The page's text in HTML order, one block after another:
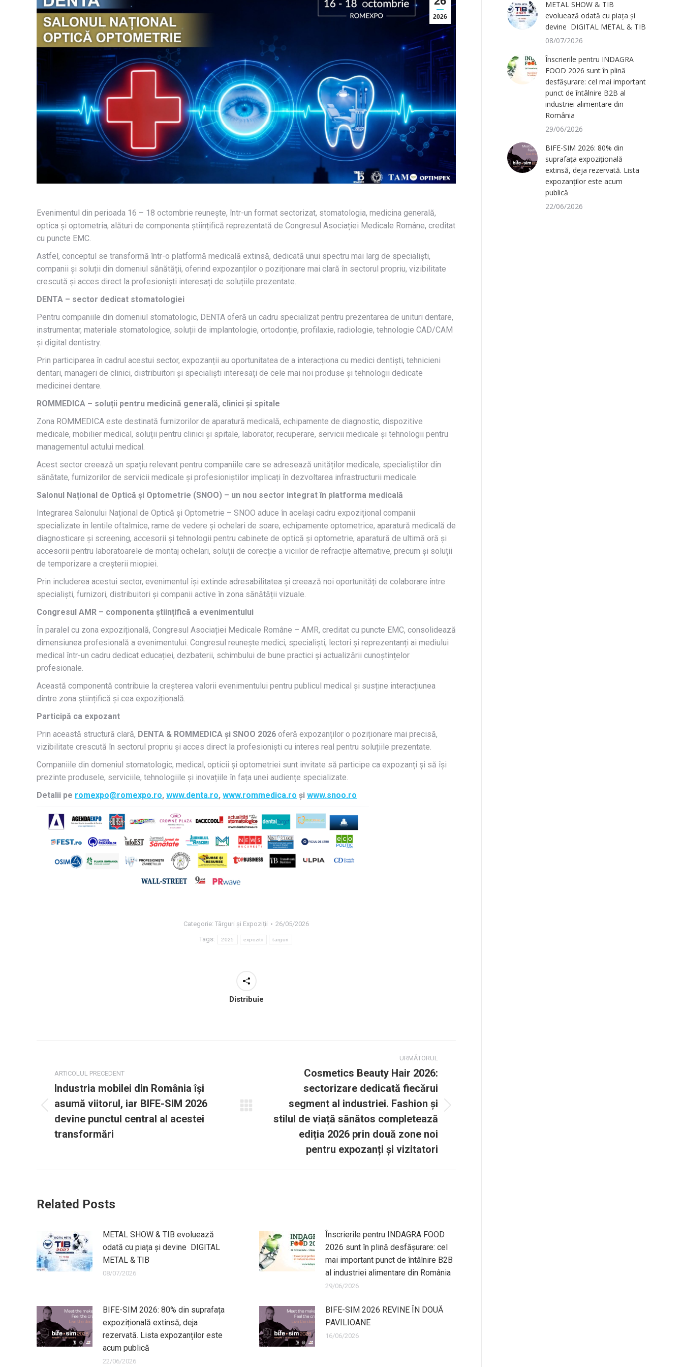
2026
Evenimentul din perioada 16 – 18 octombrie reunește, într-un format sectorizat, stomatologia, medicina generală,
optica și optometria, alături de componenta științifică reprezentată de Congresul Asociației Medicale Române, creditat
cu puncte EMC.
Astfel, conceptul se transformă într-o platformă medicală extinsă, dedicată unui spectru mai larg de specialiști,
companii și soluții din domeniul sănătății, oferind expozanților o poziționare mai clară în sectorul propriu, vizibilitate
crescută și acces direct la profesioniști interesați de soluțiile prezentate.
DENTA – sector dedicat stomatologiei
Pentru companiile din domeniul stomatologic, DENTA oferă un cadru specializat pentru prezentarea de unituri dentare,
instrumentar, materiale stomatologice, soluții de implantologie, ortodonție, profilaxie, radiologie, tehnologie CAD/CAM
și digital dentistry.
Prin participarea în cadrul acestui sector, expozanții au oportunitatea de a interacționa cu medici dentiști, tehnicieni
dentari, manageri de clinici, distribuitori și specialiști interesați de cele mai noi produse și tehnologii dedicate
medicinei dentare.
ROMMEDICA – soluții pentru medicină generală, clinici și spitale
Zona ROMMEDICA este destinată furnizorilor de aparatură medicală, echipamente de diagnostic, dispozitive
medicale, mobilier medical, soluții pentru clinici și spitale, laborator, recuperare, servicii medicale și tehnologii pentru
managementul actului medical.
Acest sector creează un spațiu relevant pentru companiile care se adresează unităților medicale, specialiștilor din
sănătate, furnizorilor de servicii medicale și profesioniștilor implicați în dezvoltarea infrastructurii medicale.
Salonul Național de Optică și Optometrie (SNOO) – un nou sector integrat în platforma medicală
Integrarea Salonului Național de Optică și Optometrie – SNOO aduce în același cadru expozițional companii
specializate în lentile oftalmice, rame de vedere și ochelari de soare, echipamente optometrice, aparatură medicală de
diagnosticare și screening, accesorii și tehnologii pentru cabinete de optică și optometrie, aparatură de ultimă oră și
accesorii pentru laboratoarele de montaj ochelari, soluții de corecție a viciilor de refracție alternative, precum și soluții
de temporizare a creșterii miopiei.
Prin includerea acestui sector, evenimentul își extinde adresabilitatea și creează noi oportunități de colaborare între
specialiști, furnizori, distribuitori și companii active în zona sănătății vizuale.
Congresul AMR – componenta științifică a evenimentului
În paralel cu zona expozițională, Congresul Asociației Medicale Române – AMR, creditat cu puncte EMC, consolidează
dimensiunea profesională a evenimentului. Congresul reunește medici, specialiști, lectori și reprezentanți ai mediului
medical într-un cadru dedicat educației, dezbaterii, schimbului de bune practici și actualizării cunoștințelor
profesionale.
Această componentă contribuie la creșterea valorii evenimentului pentru publicul medical și susține interacțiunea
dintre zona științifică și cea expozițională.
Participă ca expozant
Prin această structură clară, DENTA & ROMMEDICA și SNOO 2026 oferă expozanților o poziționare mai precisă,
vizibilitate crescută în sectorul propriu și acces direct la profesioniști cu interes real pentru soluțiile prezentate.
Companiile din domeniul stomatologic, medical, opticii și optometriei sunt invitate să participe ca expozanți și să își
prezinte produsele, serviciile, tehnologiile și inovațiile în fața unei audiențe specializate.
Detalii pe romexpo@romexpo.ro, www.denta.ro, www.rommedica.ro și www.snoo.ro
Categorie: Târguri și Expoziții 26/05/2026
Tags: 2025 expozitii targuri
Distribuie
post
ARTICOLUL PRECEDENT
anterior:
Industria mobilei din România își
asumă viitorul, iar BIFE-SIM 2026
devine punctul central al acestei
transformări
URMĂTORUL
Următorul
post:
Cosmetics Beauty Hair 2026:
sectorizare dedicată fiecărui
segment al industriei. Fashion și
stilul de viață sănătos completează
ediția 2026 prin două zone noi
pentru expozanți și vizitatori
Related Posts
METAL SHOW & TIB evoluează
odată cu piața și devine DIGITAL
METAL & TIB
08/07/2026
Înscrierile pentru INDAGRA FOOD
2026 sunt în plină desfășurare: cel
mai important punct de întâlnire B2B
al industriei alimentare din România
29/06/2026
BIFE-SIM 2026: 80% din suprafața
expozițională extinsă, deja
rezervată. Lista expozanților este
acum publică
22/06/2026
BIFE-SIM 2026 REVINE ÎN DOUĂ
PAVILIOANE
16/06/2026
METAL SHOW & TIB
evoluează odată cu piața și
devine DIGITAL METAL & TIB
08/07/2026
Înscrierile pentru INDAGRA
FOOD 2026 sunt în plină
desfășurare: cel mai important
punct de întâlnire B2B al
industriei alimentare din
România
29/06/2026
BIFE-SIM 2026: 80% din
suprafața expozițională
extinsă, deja rezervată. Lista
expozanților este acum
publică
22/06/2026